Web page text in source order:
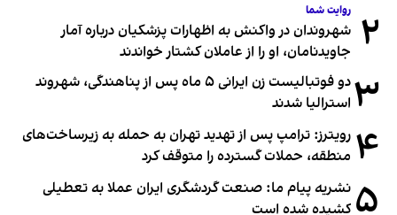
۲ روایت شما
شهروندان در واکنش به اظهارات پزشکیان درباره آمار
جاویدنامان، او را از عاملان کشتار خواندند
۳
دو فوتبالیست زن ایرانی ۵ ماه پس از پناهندگی، شهروند
استرالیا شدند
۴ رویترز: ترامپ پس از تهدید تهران به حمله به زیرساخت‌های
منطقه، حملات گسترده را متوقف کرد
۵ نشریه پیام ما: صنعت گردشگری ایران عملا به تعطیلی
کشیده شده است